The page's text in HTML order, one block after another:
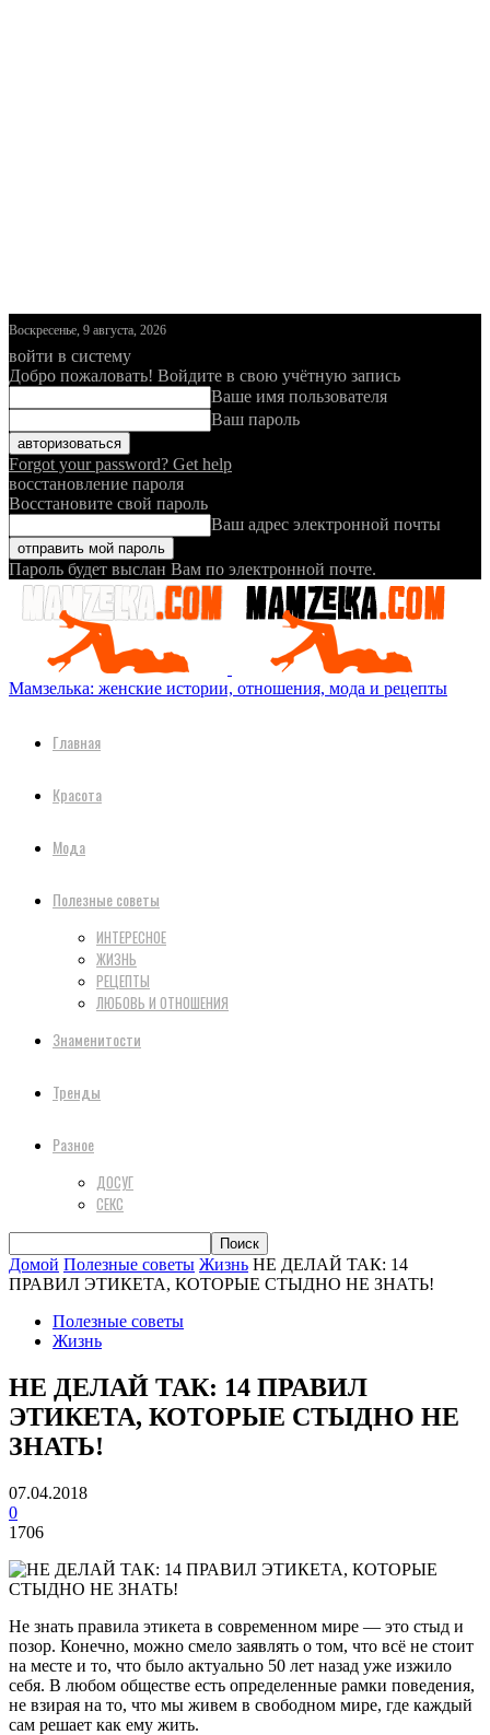
Воскресенье, 9 августа, 2026
войти в систему
Добро пожаловать! Войдите в свою учётную запись
Ваше имя пользователя
Ваш пароль
Forgot your password? Get help
восстановление пароля
Восстановите свой пароль
Ваш адрес электронной почты
Пароль будет выслан Вам по электронной почте.
Мамзелька: женские истории, отношения, мода и рецепты
Главная
Красота
Мода
Полезные советы
ИНТЕРЕСНОЕ
ЖИЗНЬ
РЕЦЕПТЫ
ЛЮБОВЬ И ОТНОШЕНИЯ
Знаменитости
Тренды
Разное
ДОСУГ
СЕКС
Домой Полезные советы Жизнь НЕ ДЕЛАЙ ТАК: 14
ПРАВИЛ ЭТИКЕТА, КОТОРЫЕ СТЫДНО НЕ ЗНАТЬ!
Полезные советы
Жизнь
НЕ ДЕЛАЙ ТАК: 14 ПРАВИЛ
ЭТИКЕТА, КОТОРЫЕ СТЫДНО НЕ
ЗНАТЬ!
07.04.2018
0
1706
Не знать правила этикета в современном мире — это стыд и
позор. Конечно, можно смело заявлять о том, что всё не стоит
на месте и то, что было актуально 50 лет назад уже изжило
себя. В любом обществе есть определенные рамки поведения,
не взирая на то, что мы живем в свободном мире, где каждый
сам решает как ему жить.